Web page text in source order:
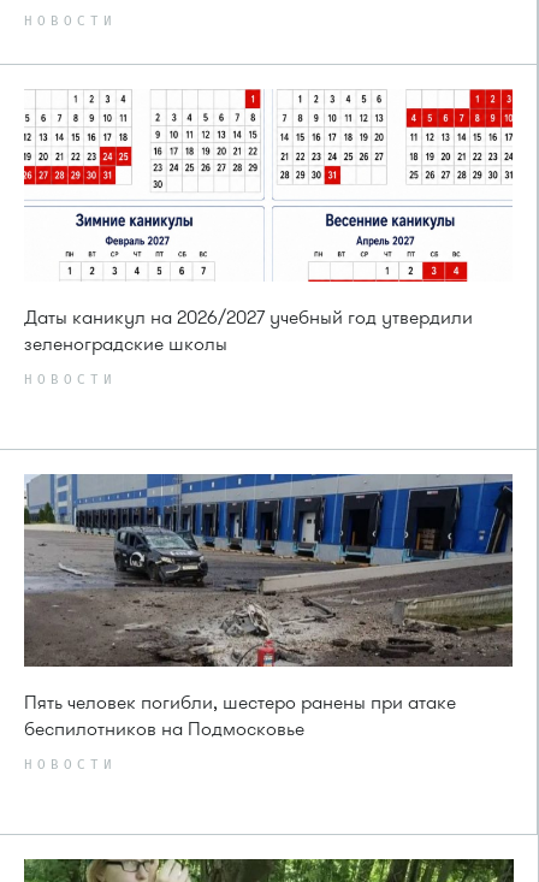
НОВОСТИ
Даты каникул на 2026/2027 учебный год утвердили
зеленоградские школы
НОВОСТИ
Пять человек погибли, шестеро ранены при атаке
беспилотников на Подмосковье
НОВОСТИ